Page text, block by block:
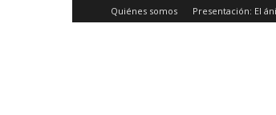
Quiénes somos Presentación: El